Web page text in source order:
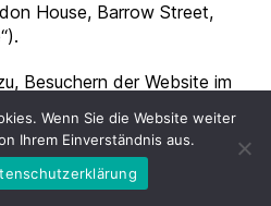
House, Barrow Street,
Besuchern der Website im
zu zeigen.
speichert dafür
Wenn Sie die Website weiter
Ihrem Einverständnis aus.